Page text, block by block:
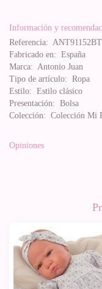
Información y
Referencia: ANT91152BT
Fabricado en: España
Marca: Antonio Juan
Tipo de artículo: Ropa
Estilo: Estilo clásico
Presentación: Bolsa
Colección: Colección Mi
Opiniones